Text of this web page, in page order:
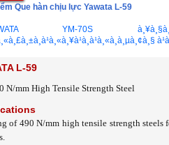
Que hàn chịu lực Yawata L-59
L-59
N/mm High Tensile Strength Steel
of 490 N/mm high tensile strength steels